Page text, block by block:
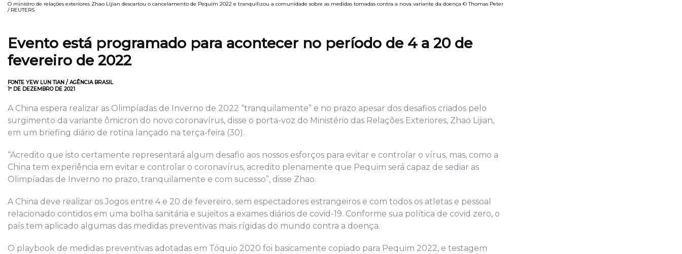
O ministro de relações exteriores Zhao Lijian descartou o cancelamento de Pequim 2022 e tranquilizou a comunidade sobre as medidas tomadas contra a nova variante da doença © Thomas Peter
/ REUTERS
Evento está programado para acontecer no período de 4 a 20 de
fevereiro de 2022
FONTE YEW LUN TIAN / AGÊNCIA BRASIL
1º DE DEZEMBRO DE 2021
A China espera realizar as Olimpíadas de Inverno de 2022 “tranquilamente” e no prazo apesar dos desafios criados pelo
surgimento da variante ômicron do novo coronavírus, disse o porta-voz do Ministério das Relações Exteriores, Zhao Lijian,
em um briefing diário de rotina lançado na terça-feira (30).
“Acredito que isto certamente representará algum desafio aos nossos esforços para evitar e controlar o vírus, mas, como a
China tem experiência em evitar e controlar o coronavírus, acredito plenamente que Pequim será capaz de sediar as
Olimpíadas de Inverno no prazo, tranquilamente e com sucesso”, disse Zhao.
A China deve realizar os Jogos entre 4 e 20 de fevereiro, sem espectadores estrangeiros e com todos os atletas e pessoal
relacionado contidos em uma bolha sanitária e sujeitos a exames diários de covid-19. Conforme sua política de covid zero, o
país tem aplicado algumas das medidas preventivas mais rígidas do mundo contra a doença.
O playbook de medidas preventivas adotadas em Tóquio 2020 foi basicamente copiado para Pequim 2022, e testagem